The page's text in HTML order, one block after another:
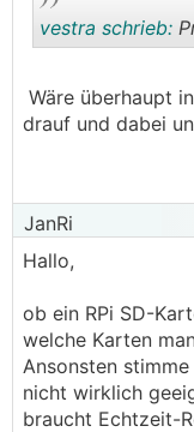
vestra schrieb:
Wäre überhaupt
drauf und dabei
JanRi
Hallo,
ob ein RPi SD-
welche Karten
Ansonsten
nicht wirklich
braucht Echtzeit-